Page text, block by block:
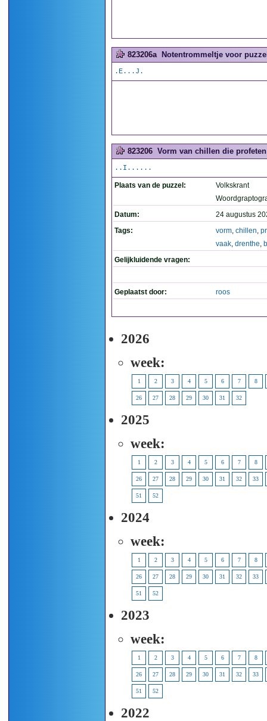
823206a Notentrommeltje voor
.E...J.
823206 Vorm van chillen die
..I......
Plaats van de puzzel:
Volkskrant
Datum:
24 augustus
Tags:
vorm, chillen,
vaak, drenthe,
Gelijkluidende vragen:
Geplaatst door: roos
2026
week:
1 2 3 4 5 6 7 8
26 27 28 29 30 31 32
2025
week:
1 2 3 4 5 6 7 8
26 27 28 29 30 31 32 33
51 52
2024
week:
1 2 3 4 5 6 7 8
26 27 28 29 30 31 32 33
51 52
2023
week:
1 2 3 4 5 6 7 8
26 27 28 29 30 31 32 33
51 52
2022